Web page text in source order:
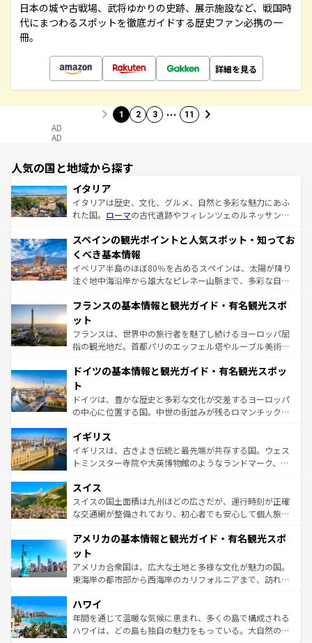
日本の城や古戦場、武将ゆかりの史跡、展示施設など、戦国時
代にまつわるスポットを徹底ガイドする歴史ファン必携の一
冊。
詳細を見る
1 2 3 … 11
AD
AD
人気の国と地域から探す
イタリア
イタリアは歴史、文化、グルメ、自然と多彩な魅力にあふ
れた国。 ローマの古代遺跡やフィレンツェのルネッサンス
ろん、トスカーナの美しい田園風景やアマルフィ海岸の絶
景など、自然景観も見逃せない。観光の合間には、本場の
ピザやパスタなど、絶品のイタリア料理を堪能することも
できる。朝目覚めてから夜眠るまで、すべての瞬間を楽し
なお、新着のイタリア情報はコンテンツ一覧を参照してほ
しい。
スペインの観光ポイントと人気スポット・知ってお
くべき基本情報
イベリア半島のほぼ80％を占めるスペインは、太陽が降り
注ぐ地中海沿岸から雄大なピレネー山脈まで、多彩な自然
文化が根付くこの国では、情熱的なフラメンコ、熱気あふ
れる闘牛、そして美味しいタパスが生活の一部となってい
る。首都マドリードの洗練された雰囲気や、バルセロナの
アートに溢れた街角から、地方では古代ローマ遺跡や中世
せる。地方によって風土や気候が異なるスペインはその個
ンテンツ一覧 を参照してほしい。
フランスの基本情報と観光ガイド・有名観光スポ
ット
フランスは、世界中の旅行者を魅了し続けるヨーロッパ屈
指の観光地だ。首都パリのエッフェル塔やルーブル美術館
で、幅広い魅力が詰まっている。華麗な宮殿、歴史的な大
聖堂、美しいビーチ、そして豊かな自然が、訪れる者を心
から魅了する。また、フランスは美食の国としても知ら
れ、フランス料理はユネスコ無形文化遺産にも登録されて
香り高いラベンダー畑など、多彩な楽しみ方が可能だ。さ
らに、パリ以外の地域にも魅力が溢れており、どの街角に
も豊かな歴史と文化が息づいている。パリ以外の個性あふ
を参照してほしい。
ドイツの基本情報と観光ガイド・有名観光スポッ
ト
ドイツは、豊かな歴史と多彩な文化が交差するヨーロッパ
の中心に位置する国。中世の街並みが残るロマンチック街
顔を持つこの国は、どこを歩いても飽きることがない。ベ
ルリンの文化的活気、バイエルン州のアルプスの絶景、そ
してライン川沿いのワイン畑といった風景は必見。ビール
は、お酒好きな人にはぜひ体験してほしい。 なお、新着の
ドイツ情報はコンテンツ一覧を参照してほしい。
イギリス
イギリスは、古きよき伝統と最先端が共存する国。ウェス
トミンスター寺院や大英博物館のようなランドマーク、歴
リアごとに異なる魅力がある。また、優雅なアフタヌーン
ティー、ビール好きにはたまらない英国パブ、サッカー観
戦など、本場だからこそできる体験も豊富。イギリスを旅
ンツ一覧を参照してほしい。
スイス
スイスの国土面積は九州ほどの広さだが、運行時刻が正確
な交通網が整備されており、初心者でも安心して個人旅行
の建物がそのまま残る町や、スイスならではのユニークな
博物館もあり、アルプス観光だけでなく町歩きも満喫する
ことができる。国民の所得が高いため物価も高いが、旅行
者向けの交通パス提供のサービスもあり、うまく活用すれ
着のスイス情報は
アメリカの基本情報と観光ガイド・有名観光スポ
ット
アメリカ合衆国は、広大な土地と多様な文化が魅力の国。
東海岸の都市部から西海岸のカリフォルニアまで、訪れる
のような巨大都市は、観光、ショッピング、エンターテイ
ンメントが詰まった刺激的なスポットだ。一方、アメリカ
西部には大自然が広がり、グランドキャニオンやイエロー
ハワイ
年間を通じて温暖な気候に恵まれ、多くの島で構成される
ハワイは、どの島も独自の魅力をもっている。大自然の神